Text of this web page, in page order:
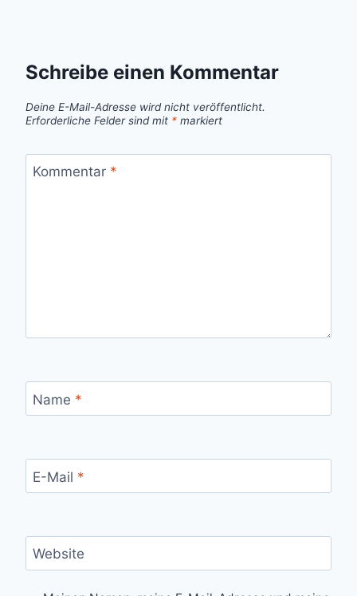
Schreibe einen Kommentar
Deine E-Mail-Adresse wird nicht veröffentlicht.
Erforderliche Felder sind mit * markiert
Kommentar *
Name *
E-Mail *
Website